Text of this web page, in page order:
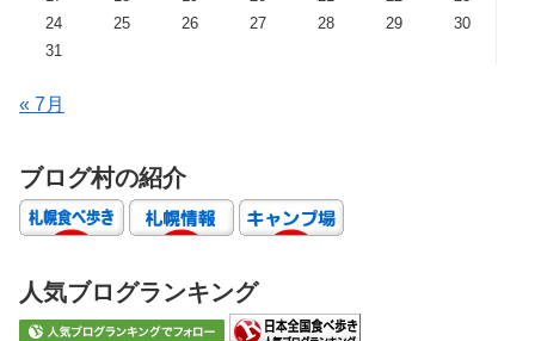
24
25 26 27 28 29
30
31
« 7月
ブログ村の紹介
人気ブログランキング